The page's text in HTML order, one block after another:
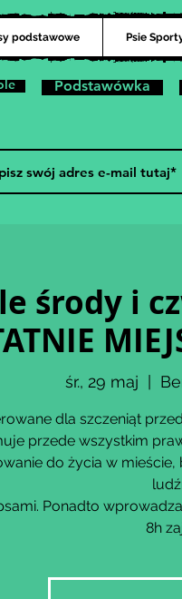
podstawowe Psie
Podstawówka
środy i
śr., 29 maj
dla szczeniąt
przede wszystkim
do życia w
Ponadto
8h